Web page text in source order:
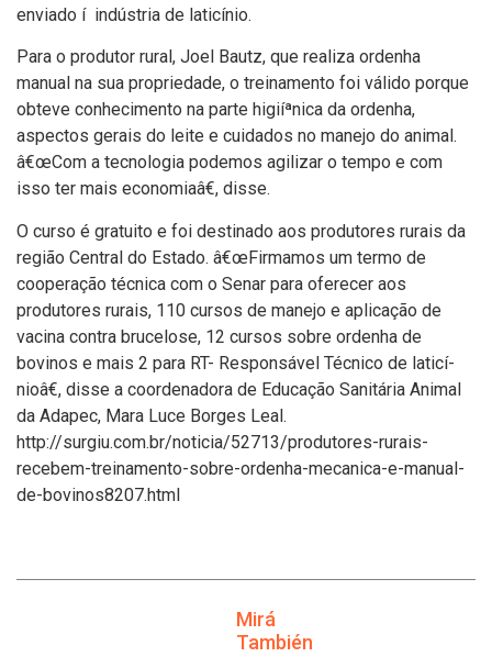
enviado í indústria de laticí­nio.
Para o produtor rural, Joel Bautz, que realiza ordenha
manual na sua propriedade, o treinamento foi válido porque
obteve conhecimento na parte higiíªnica da ordenha,
aspectos gerais do leite e cuidados no manejo do animal.
â€œCom a tecnologia podemos agilizar o tempo e com
isso ter mais economiaâ€, disse.
O curso é gratuito e foi destinado aos produtores rurais da
região Central do Estado. â€œFirmamos um termo de
cooperação técnica com o Senar para oferecer aos
produtores rurais, 110 cursos de manejo e aplicação de
vacina contra brucelose, 12 cursos sobre ordenha de
bovinos e mais 2 para RT- Responsável Técnico de laticí­
nioâ€, disse a coordenadora de Educação Sanitária Animal
da Adapec, Mara Luce Borges Leal.
http://surgiu.com.br/noticia/52713/produtores-rurais-
recebem-treinamento-sobre-ordenha-mecanica-e-manual-
de-bovinos8207.html
Mirá
También